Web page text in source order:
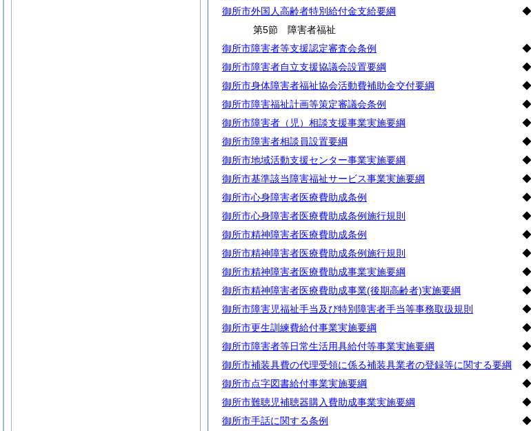
御所市外国人高齢者特別給付金支給要綱
◆
第5節 障害者福祉
御所市障害者等支援認定審査会条例
◆
御所市障害者自立支援協議会設置要綱
◆
御所市身体障害者福祉協会活動費補助金交付要綱
◆
御所市障害福祉計画等策定審議会条例
◆
御所市障害者（児）相談支援事業実施要綱
◆
御所市障害者相談員設置要綱
◆
御所市地域活動支援センター事業実施要綱
◆
御所市基準該当障害福祉サービス事業実施要綱
◆
御所市心身障害者医療費助成条例
◆
御所市心身障害者医療費助成条例施行規則
◆
御所市精神障害者医療費助成条例
◆
御所市精神障害者医療費助成条例施行規則
◆
御所市精神障害者医療費助成事業実施要綱
◆
御所市精神障害者医療費助成事業(後期高齢者)実施要綱
◆
御所市障害児福祉手当及び特別障害者手当等事務取扱規則
◆
御所市更生訓練費給付事業実施要綱
◆
御所市障害者等日常生活用具給付等事業実施要綱
◆
御所市補装具費の代理受領に係る補装具業者の登録等に関する要綱
◆
御所市点字図書給付事業実施要綱
◆
御所市難聴児補聴器購入費助成事業実施要綱
◆
御所市手話に関する条例
◆